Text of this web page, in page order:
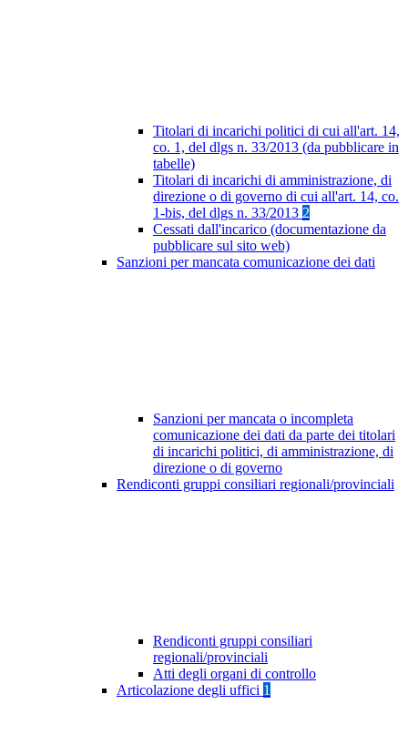
Titolari di incarichi politici di cui all'art. 14,
co. 1, del dlgs n. 33/2013 (da pubblicare in
tabelle)
Titolari di incarichi di amministrazione, di
direzione o di governo di cui all'art. 14, co.
1-bis, del dlgs n. 33/2013 2
Cessati dall'incarico (documentazione da
pubblicare sul sito web)
Sanzioni per mancata comunicazione dei dati
Sanzioni per mancata o incompleta
comunicazione dei dati da parte dei titolari
di incarichi politici, di amministrazione, di
direzione o di governo
Rendiconti gruppi consiliari regionali/provinciali
Rendiconti gruppi consiliari
regionali/provinciali
Atti degli organi di controllo
Articolazione degli uffici 1